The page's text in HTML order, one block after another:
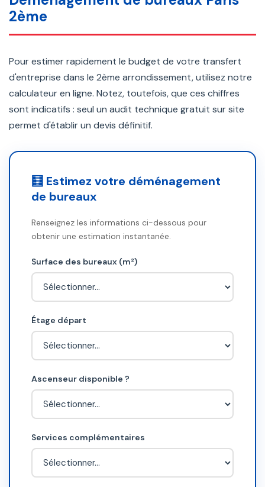
2ème
Pour estimer rapidement le budget de votre transfert
d'entreprise dans le 2ème arrondissement, utilisez notre
calculateur en ligne. Notez, toutefois, que ces chiffres
sont indicatifs : seul un audit technique gratuit sur site
permet d'établir un devis définitif.
🧮 Estimez votre déménagement
de bureaux
Renseignez les informations ci-dessous pour
obtenir une estimation instantanée.
Surface des bureaux (m²)
Étage départ
Ascenseur disponible ?
Services complémentaires